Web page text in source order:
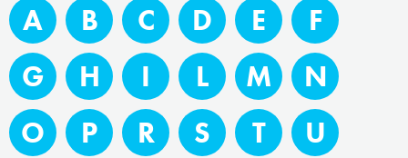
A B C D E
F
G
H I L M
N
O
P R S T
U